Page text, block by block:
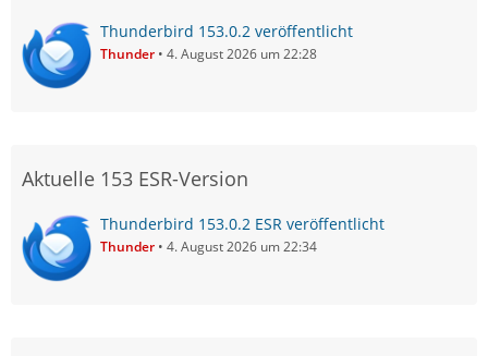
Thunderbird 153.0.2 veröffentlicht
Thunder 4. August 2026 um 22:28
Aktuelle 153 ESR-Version
Thunderbird 153.0.2 ESR veröffentlicht
Thunder 4. August 2026 um 22:34